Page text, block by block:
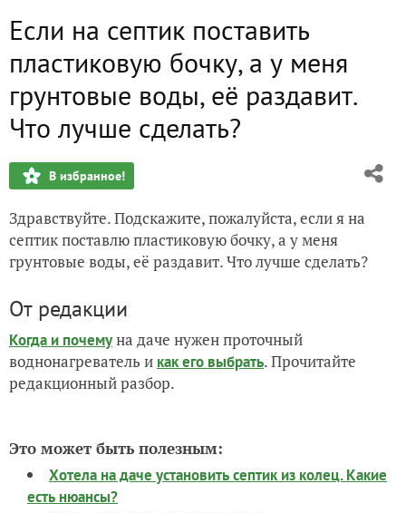
Если на септик поставить
пластиковую бочку, а у меня
грунтовые воды, её раздавит.
Что лучше сделать?
В избранное!
Здравствуйте. Подскажите, пожалуйста, если я на
септик поставлю пластиковую бочку, а у меня
грунтовые воды, её раздавит. Что лучше сделать?
От редакции
Когда и почемуна даче нужен проточный
воднонагреватель и как его выбрать. Прочитайте
редакционный разбор.
Это может быть полезным:
Хотела на даче установить септик из колец. Какие
есть нюансы?